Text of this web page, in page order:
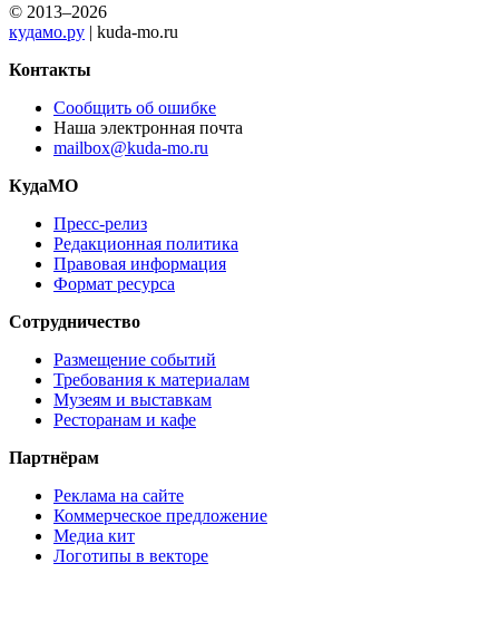
© 2013–2026
кудамо.ру | kuda-mo.ru
Контакты
Сообщить об ошибке
Наша электронная почта
mailbox@kuda-mo.ru
КудаМО
Пресс-релиз
Редакционная политика
Правовая информация
Формат ресурса
Сотрудничество
Размещение событий
Требования к материалам
Музеям и выставкам
Ресторанам и кафе
Партнёрам
Реклама на сайте
Коммерческое предложение
Медиа кит
Логотипы в векторе